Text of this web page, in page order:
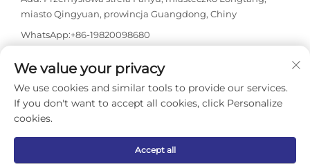
miasto Qingyuan, prowincja Guangdong, Chiny
WhatsApp:+86-19820098680
E-mail:[email protected]
Prawa autorskie © 2026 Guangdong Kasdaly Pool Spa
Equipment Co., Ltd. Wszelkie prawa zastrzeżone. -Polityka
prywatności
We value your privacy
We use cookies and similar tools to provide our services.
If you don't want to accept all cookies, click Personalize
cookies.
Accept all